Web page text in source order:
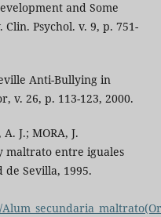
and Some
Psychol. v. 9, p. 751-
Anti-Bullying in
v. 26, p. 113-123, 2000.
J.; MORA, J.
maltrato entre iguales
Sevilla, 1995.